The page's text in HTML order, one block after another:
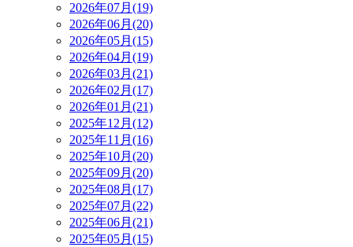
2026年07月(19)
2026年06月(20)
2026年05月(15)
2026年04月(19)
2026年03月(21)
2026年02月(17)
2026年01月(21)
2025年12月(12)
2025年11月(16)
2025年10月(20)
2025年09月(20)
2025年08月(17)
2025年07月(22)
2025年06月(21)
2025年05月(15)